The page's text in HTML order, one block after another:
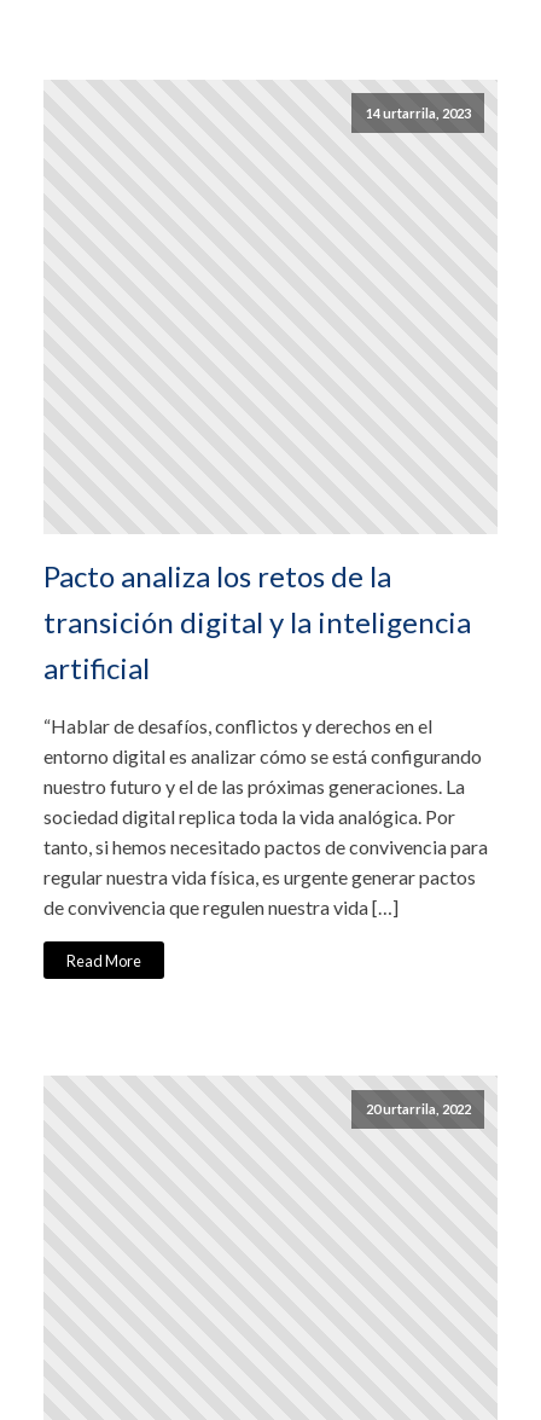
14 urtarrila, 2023
Pacto analiza los retos de la
transición digital y la inteligencia
artificial
“Hablar de desafíos, conflictos y derechos en el
entorno digital es analizar cómo se está configurando
nuestro futuro y el de las próximas generaciones. La
sociedad digital replica toda la vida analógica. Por
tanto, si hemos necesitado pactos de convivencia para
regular nuestra vida física, es urgente generar pactos
de convivencia que regulen nuestra vida […]
Read More
20 urtarrila, 2022